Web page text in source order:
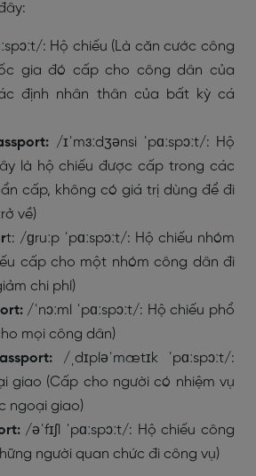
: Hộ chiếu (Là căn cước công
gia đó cấp cho công dân của
định nhân thân của bất kỳ cá
/ɪˈmɜːdʒənsi ˈpɑːspɔːt/: Hộ
là hộ chiếu được cấp trong các
cấp, không có giá trị dùng để đi
về)
t: /ɡruːp ˈpɑːspɔːt/: Hộ chiếu nhóm
cấp cho một nhóm công dân đi
chi phí)
/ˈnɔːml ˈpɑːspɔːt/: Hộ chiếu phổ
mọi công dân)
/ˌdɪpləˈmætɪk ˈpɑːspɔːt/:
giao (Cấp cho người có nhiệm vụ
ngoại giao)
/əˈfɪʃl ˈpɑːspɔːt/: Hộ chiếu công
người quan chức đi công vụ)